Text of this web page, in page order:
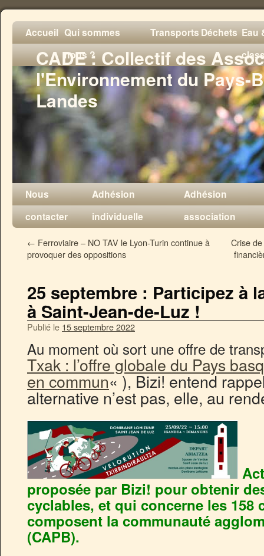
CADE : Collectif des
l'Environnement du Pays-
Landes
Accueil Qui sommes
nous ?
TransportsDéchets Eau
Nous
contacter
Adhésion
individuelle
Adhésion
association
← Ferroviaire – NO TAV le Lyon-Turin continue à
provoquer des oppositions
Crise
25 septembre : Participez à
à Saint-Jean-de-Luz !
Publié le 15 septembre 2022
Au moment où sort une offre de
Txak : l’offre globale du Pays
en commun« ), Bizi! entend
alternative n’est pas, elle, au
proposée par Bizi! pour obtenir
cyclables, et qui concerne les 158
composent la communauté
(CAPB).